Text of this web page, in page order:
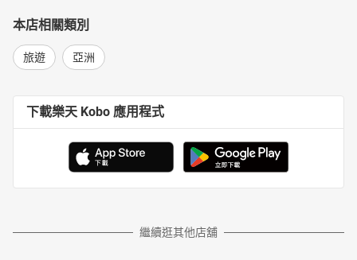
本店相關類別
旅遊 亞洲
下載樂天 Kobo 應用程式
繼續逛其他店舖